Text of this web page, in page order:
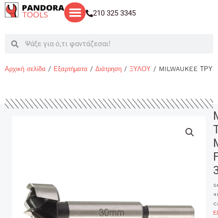
Μετάβαση
στο
210 325 3345
SearchSearch
Αρχική σελίδα / Εξαρτήματα / Διάτρηση / ΞΥΛΟΥ / MILWAUKEE